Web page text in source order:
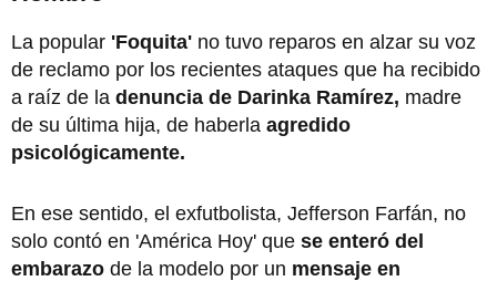
La popular 'Foquita' no tuvo reparos en alzar su voz
de reclamo por los recientes ataques que ha recibido
a raíz de la denuncia de Darinka Ramírez, madre
de su última hija, de haberla agredido
psicológicamente.
En ese sentido, el exfutbolista, Jefferson Farfán, no
solo contó en 'América Hoy' que se enteró del
embarazo de la modelo por un mensaje en